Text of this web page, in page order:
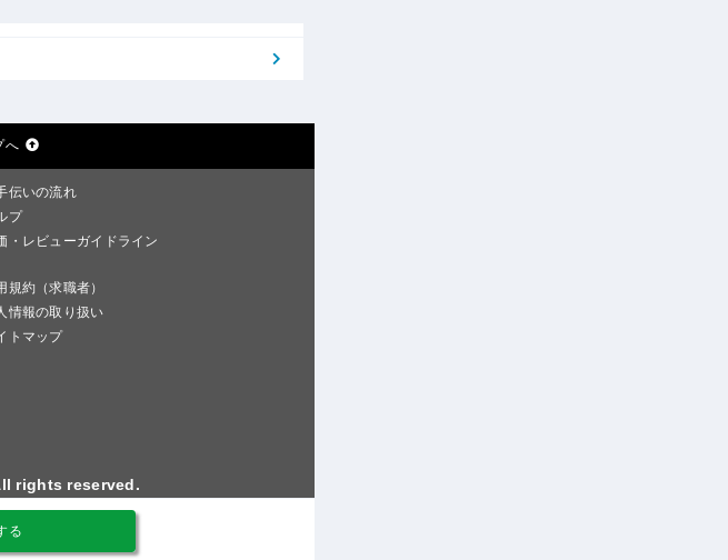
る
へ
伝いの流れ
プ
・レビューガイドライン
規約（求職者）
情報の取り扱い
トマップ
rights reserved.